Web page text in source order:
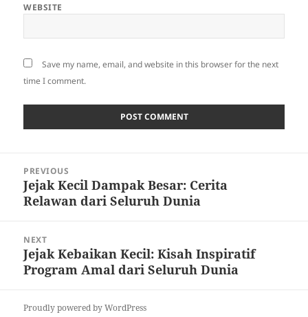
WEBSITE
Save my name, email, and website in this browser for the next
time I comment.
navigation
PREVIOUS
Previous
post:
Jejak Kecil Dampak Besar: Cerita
Relawan dari Seluruh Dunia
NEXT
Next
post:
Jejak Kebaikan Kecil: Kisah Inspiratif
Program Amal dari Seluruh Dunia
Proudly powered by WordPress